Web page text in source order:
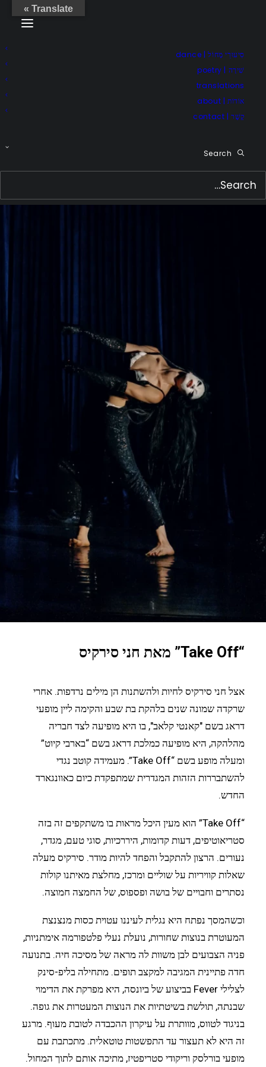
סִיעוּרֵי מָחוֹל | dance
שִׁירָה | poetry
translations
אוֹדוֹת | about
קֶשֶׁר | contact
Search
“Take Off” מאת חני סירקיס
אצל חני סירקיס לחיות ולהשתנות הן מילים נרדפות. אחרי
שרקדה שמונה שנים בלהקת בת שבע והקימה ליין מופעי
דראג בשם "קאנטי קלאב", בו היא מופיעה לצד חבריה
מהלהקה, היא מופיעה כמלכת דראג בשם “בארבי קיוט”
ומעלה מופע בשם “Take Off”. מעמידה קוטב נגדי
להשתבררות הזהות המגדרית שמתפקדת כיום כאוונגארד
החדש.
“Take Off” הוא מעין היכל מראות בו משתקפים זה בזה
סטריאוטיפים, דעות קדומות, היררכיות, סוגי טעם, מגדר,
נעורים. הרצון להתקבל והפחד להיות מודר. סירקיס מעלה
שאלות קוויריות על שוליים ומרכז, מחלצת מאיתנו קולות
נסתרים וחבויים של בושה ופספוס, של החמצה חמוצה.
וכשהמסך נפתח היא נגלית לעיננו עטוית כסות מנצנצת
המעוטרת בנוצות שחורות, נועלת נעלי פלטפורמה אימתניות,
פניה הצבועים לבן משוות לה מראה של מסיכה חיה. בתנועה
חדה פתיינית המגיבה למקצב תופים. מתחילה בליפ-סינק
לצלילי Fever בביצוע של ביונסה, היא מפרקת את הדימוי
שבנתה, תולשת בשיטתיות את הנוצות המעטרות את גופה.
בניגוד לטווס, מוותרת על עיקרון ההכבדה לטובת מעוף. מרגע
זה היא לא תעצור עד התפשטות טוטאלית. מתכתבת עם
מופעי בורלסק וריקודי סטריפטיז, מתיכה אותם לתוך המחול.
Translate »